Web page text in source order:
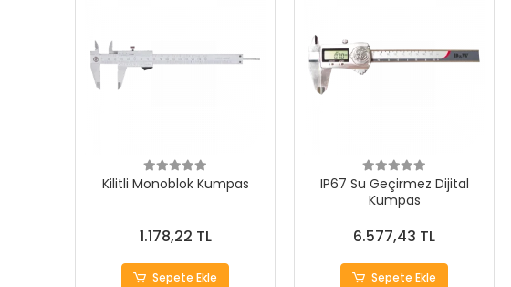
Kilitli Monoblok Kumpas
1.178,22 TL
Sepete Ekle
IP67 Su Geçirmez Dijital
Kumpas
6.577,43 TL
Sepete Ekle